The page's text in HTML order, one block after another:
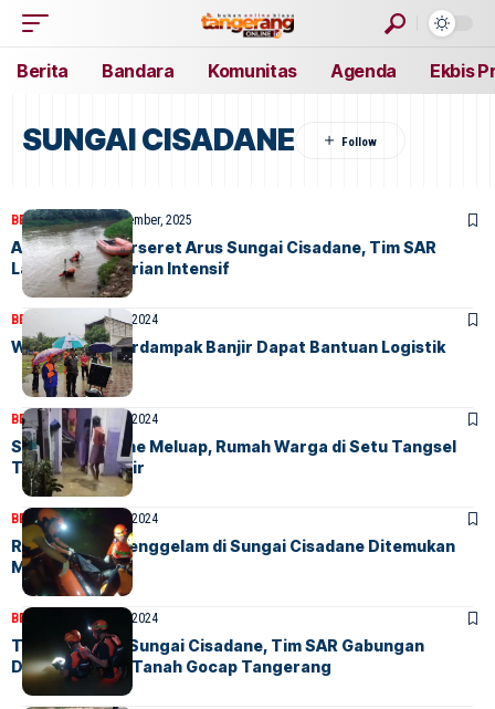
Berita Bandara Komunitas Agenda Ekbis
SUNGAI CISADANE
BERITA HOME30 Desember, 2025
Anak Hilang Terseret Arus Sungai Cisadane, Tim SAR
Lakukan Pencarian Intensif
BERITA HOME25 Mei, 2024
Warga Setu Terdampak Banjir Dapat Bantuan Logistik
BERITAHOME25 Mei, 2024
Sungai Cisadane Meluap, Rumah Warga di Setu Tangsel
Terendam Banjir
BERITAHOME 25 Mei, 2024
Remaja yang Tenggelam di Sungai Cisadane Ditemukan
Meninggal
BERITA HOME 23 Mei, 2024
Terseret Arus Sungai Cisadane, Tim SAR Gabungan
Diterjunkan ke Tanah Gocap Tangerang